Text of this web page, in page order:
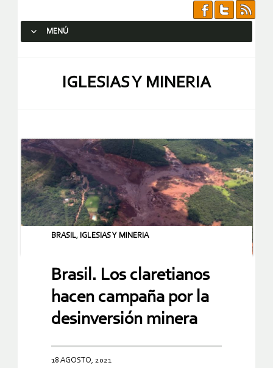
MENÚ
IGLESIAS Y MINERIA
BRASIL, IGLESIAS Y MINERIA
Brasil. Los claretianos
hacen campaña por la
desinversión minera
18 AGOSTO, 2021